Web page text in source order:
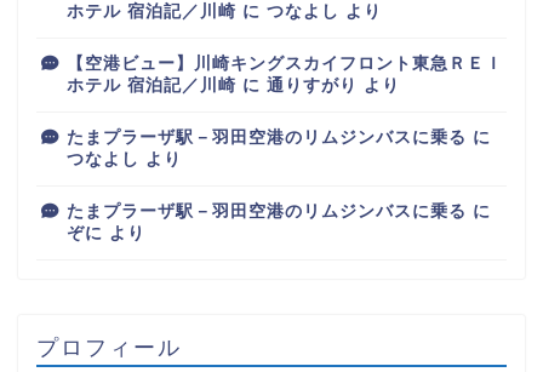
ホテル 宿泊記／川崎 に つなよし より
【空港ビュー】川崎キングスカイフロント東急ＲＥＩ
ホテル 宿泊記／川崎 に 通りすがり より
たまプラーザ駅－羽田空港のリムジンバスに乗る に
つなよし より
たまプラーザ駅－羽田空港のリムジンバスに乗る に
ぞに より
プロフィール